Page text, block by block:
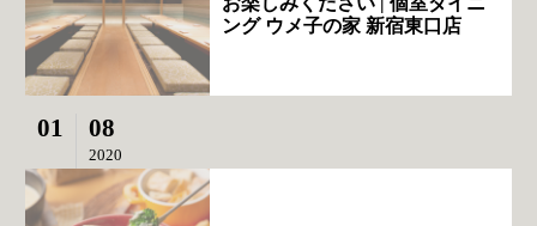
ング ウメ子の家 新宿東口店
01 08
2020